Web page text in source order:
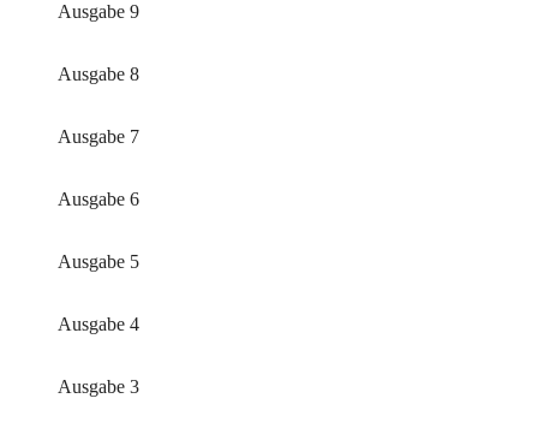
Ausgabe 9
Ausgabe 8
Ausgabe 7
Ausgabe 6
Ausgabe 5
Ausgabe 4
Ausgabe 3